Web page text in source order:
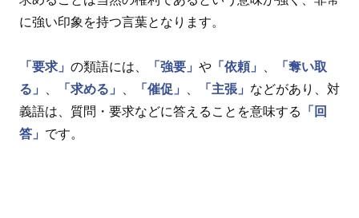
に強い印象を持つ言葉となります。
「要求」 の類語には、 「強要」 や 「依頼」
「奪い取
る」
「求める」 「催促」 「主張」 などがあり、対
義語は、質問・要求などに答えることを意味する
「回
答」 です。